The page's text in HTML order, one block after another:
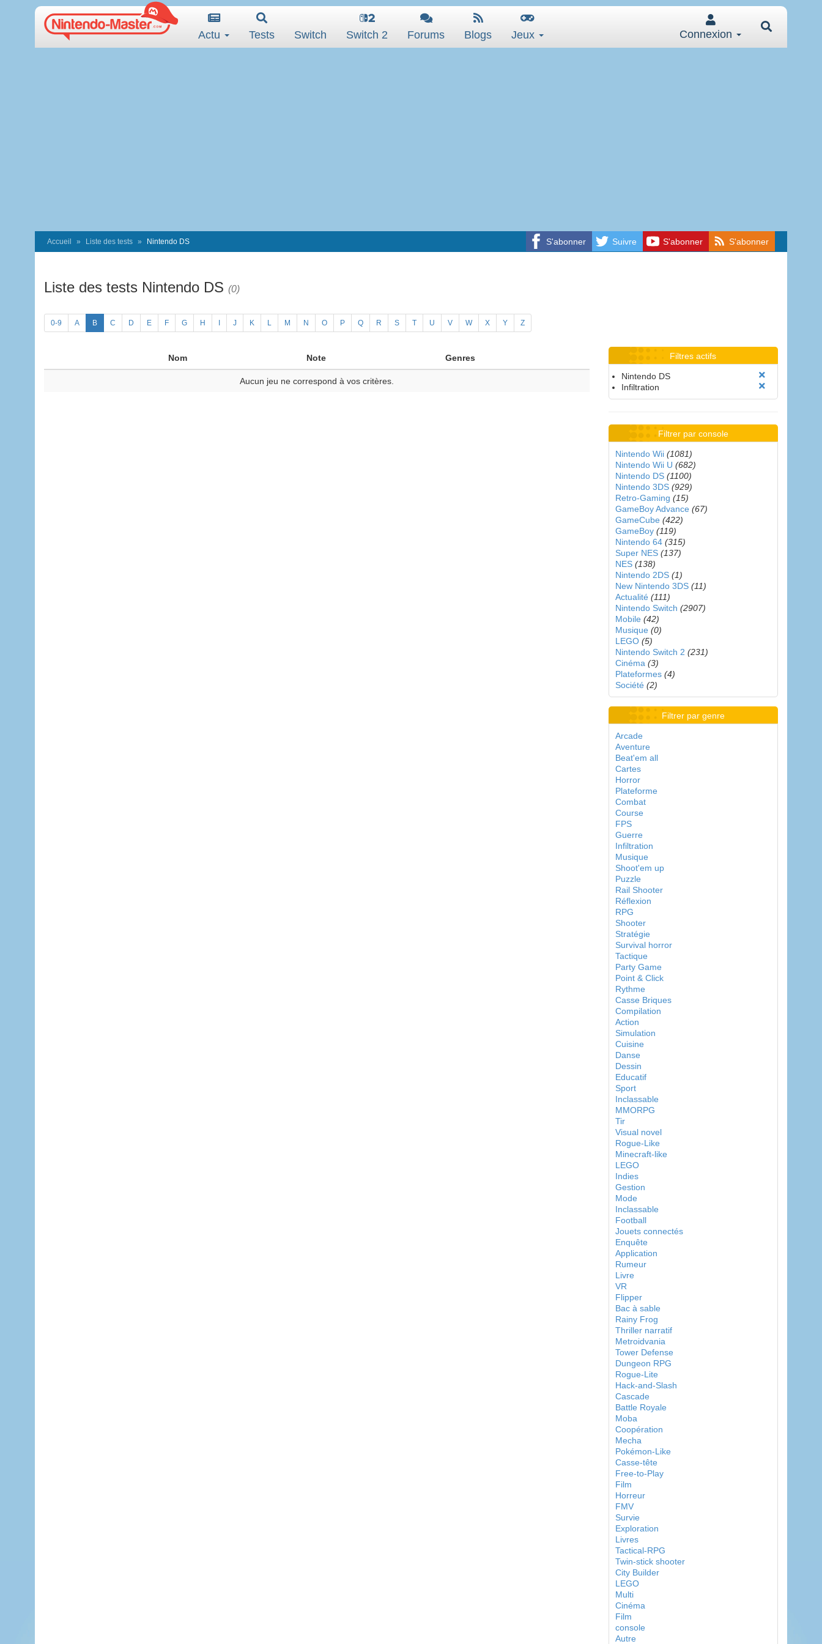
Actu Tests Switch Switch 2 Forums Blogs Jeux Connexion
S'abonner Suivre S'abonner S'abonner
Accueil Liste des tests Nintendo DS
Liste des tests Nintendo DS (0)
0-9 A B C D E F G H J K L M N O P Q R S T U V W X Y Z
Nom Note Genres
Aucun jeu ne correspond à vos critères.
Filtres actifs
Nintendo DS
Infiltration
Filtrer par console
Nintendo Wii (1081)
Nintendo Wii U (682)
Nintendo DS (1100)
Nintendo 3DS (929)
Retro-Gaming (15)
GameBoy Advance (67)
GameCube (422)
GameBoy (119)
Nintendo 64 (315)
Super NES (137)
NES (138)
Nintendo 2DS (1)
New Nintendo 3DS (11)
Actualité (111)
Nintendo Switch (2907)
Mobile (42)
Musique (0)
LEGO (5)
Nintendo Switch 2 (231)
Cinéma (3)
Plateformes (4)
Société (2)
Filtrer par genre
Arcade
Aventure
Beat'em all
Cartes
Horror
Plateforme
Combat
Course
FPS
Guerre
Infiltration
Musique
Shoot'em up
Puzzle
Rail Shooter
Réflexion
RPG
Shooter
Stratégie
Survival horror
Tactique
Party Game
Point & Click
Rythme
Casse Briques
Compilation
Action
Simulation
Cuisine
Danse
Dessin
Educatif
Sport
Inclassable
MMORPG
Tir
Visual novel
Rogue-Like
Minecraft-like
LEGO
Indies
Gestion
Mode
Inclassable
Football
Jouets connectés
Enquête
Application
Rumeur
Livre
VR
Flipper
Bac à sable
Rainy Frog
Thriller narratif
Metroidvania
Tower Defense
Dungeon RPG
Rogue-Lite
Hack-and-Slash
Cascade
Battle Royale
Moba
Coopération
Mecha
Pokémon-Like
Casse-tête
Free-to-Play
Film
Horreur
FMV
Survie
Exploration
Livres
Tactical-RPG
Twin-stick shooter
City Builder
LEGO
Multi
Cinéma
Film
console
Autre